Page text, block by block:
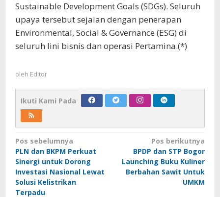
Sustainable Development Goals (SDGs). Seluruh
upaya tersebut sejalan dengan penerapan
Environmental, Social & Governance (ESG) di
seluruh lini bisnis dan operasi Pertamina.(*)
oleh Editor
Ikuti Kami Pada
Navigasi
pos
Pos sebelumnya
PLN dan BKPM Perkuat
Sinergi untuk Dorong
Investasi Nasional Lewat
Solusi Kelistrikan
Terpadu
Pos berikutnya
BPDP dan STP Bogor
Launching Buku Kuliner
Berbahan Sawit Untuk
UMKM